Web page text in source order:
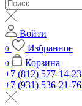
Войти
0 Избранное
0
Корзина
+7 (812) 577-14-23
+7 (931) 536-21-76